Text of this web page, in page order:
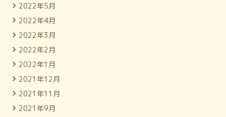
2022年5月
2022年4月
2022年3月
2022年2月
2022年1月
2021年12月
2021年11月
2021年9月